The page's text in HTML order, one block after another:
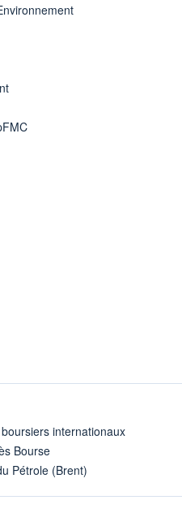
internationaux
Bourse
Pétrole (Brent)